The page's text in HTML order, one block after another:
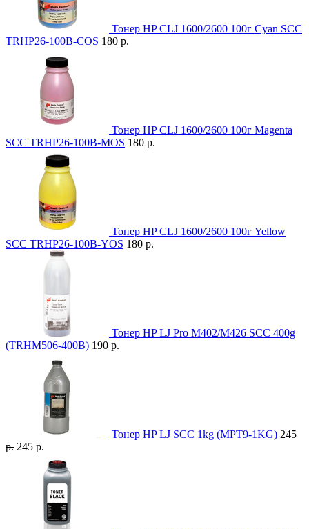
Тонер HP CLJ 1600/2600 100г Cyan SCC
TRHP26-100B-COS 180 р.
Тонер HP CLJ 1600/2600 100г Magenta
SCC TRHP26-100B-MOS 180 р.
Тонер HP CLJ 1600/2600 100г Yellow
SCC TRHP26-100B-YOS 180 р.
Тонер HP LJ Pro M402/M426 SCC 400g
(TRHM506-400B) 190 р.
Тонер HP LJ SCC 1kg (MPT9-1KG) 245
р. 245 р.